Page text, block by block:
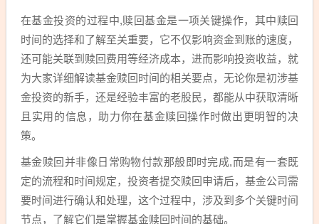
在基金投资的过程中,赎回基金是一项关键操作，其中赎回
时间的选择和了解至关重要，它不仅影响资金到账的速度，
还可能关联到赎回费用等经济成本，进而影响投资收益，就
为大家详细解读基金赎回时间的相关要点，无论你是初涉基
金投资的新手，还是经验丰富的老股民，都能从中获取清晰
且实用的信息，助力你在基金赎回操作时做出更明智的决
策。
基金赎回并非像日常购物付款那般即时完成,而是有一套既
定的流程和时间规定，投资者提交赎回申请后，基金公司需
要时间进行确认和处理，这个过程中，涉及到多个关键时间
节点，了解它们是掌握基金赎回时间的基础。